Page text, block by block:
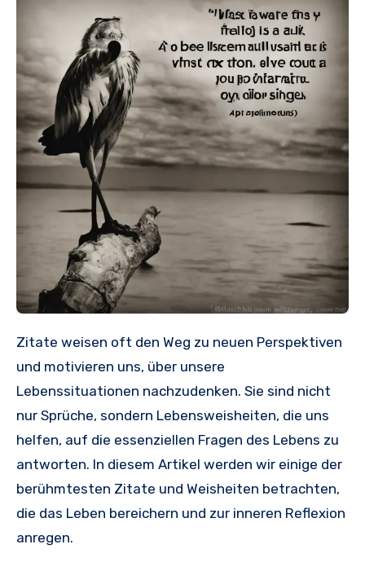
Zitate weisen oft den Weg zu neuen Perspektiven
und motivieren uns, über unsere
Lebenssituationen nachzudenken. Sie sind nicht
nur Sprüche, sondern Lebensweisheiten, die uns
helfen, auf die essenziellen Fragen des Lebens zu
antworten. In diesem Artikel werden wir einige der
berühmtesten Zitate und Weisheiten betrachten,
die das Leben bereichern und zur inneren Reflexion
anregen.